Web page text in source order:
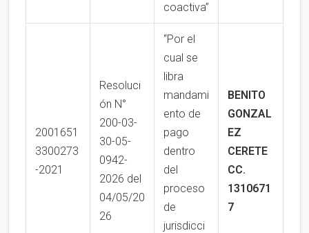
coactiva”
2001651
3300273
-2021
Resoluci
ón N°
200-03-
30-05-
0942-
2026 del
04/05/20
26
“Por el
cual se
libra
mandami
ento de
pago
dentro
del
proceso
de
jurisdicci
BENITO
GONZAL
EZ
CERETE
CC.
1310671
7